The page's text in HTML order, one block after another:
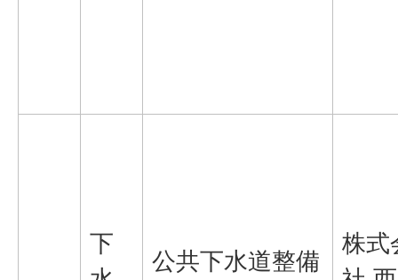
下
公共下水道整備
株式